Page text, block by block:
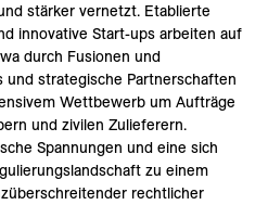
stärker vernetzt. Etablierte
innovative Start-ups arbeiten auf
durch Fusionen und
und strategische Partnerschaften
Wettbewerb um Aufträge
und zivilen Zulieferern.
Spannungen und eine sich
zu einem
rechtlicher